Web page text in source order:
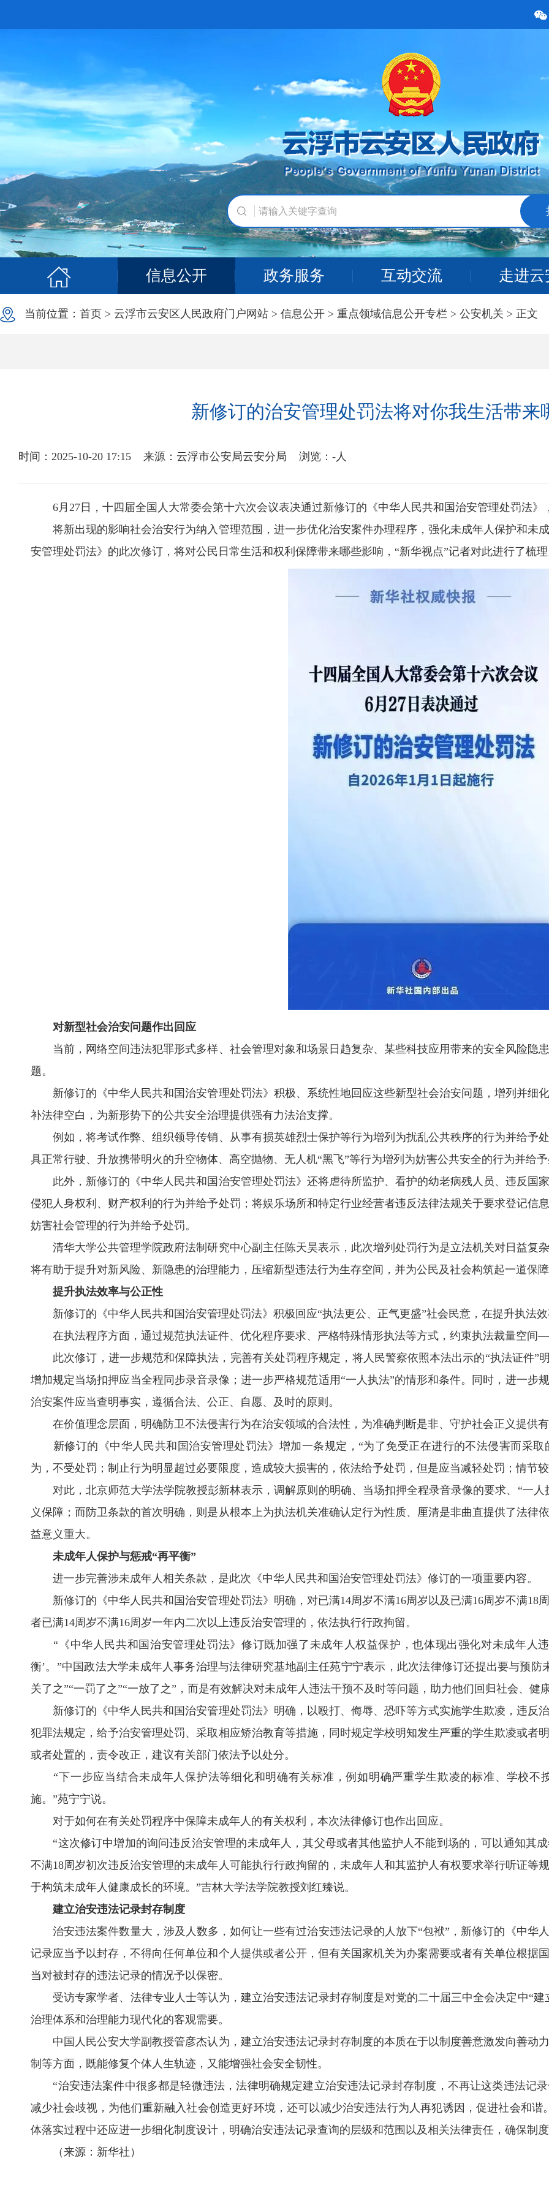
信息公开 政务服务 互动交流 走进云
当前位置： 首页 > 云浮市云安区人民政府门户网站 > 信息公开 > 重点领域信息公开专栏 > 公安机关 > 正文
新修订的治安管理处罚法将对你我生活带来
时间：2025-10-20 17:15 来源：云浮市公安局云安分局 浏览： -人
6月27日，十四届全国人大常委会第十六次会议表决通过新修订的《中华人民共和国治安管理处罚法》
将新出现的影响社会治安行为纳入管理范围，进一步优化治安案件办理程序，强化未成年人保护和未
安管理处罚法》的此次修订，将对公民日常生活和权利保障带来哪些影响，“新华视点”记者对此进行了梳
对新型社会治安问题作出回应
当前，网络空间违法犯罪形式多样、社会管理对象和场景日趋复杂、某些科技应用带来的安全风险隐
题。
新修订的《中华人民共和国治安管理处罚法》积极、系统性地回应这些新型社会治安问题，增列并细
补法律空白，为新形势下的公共安全治理提供强有力法治支撑。
例如，将考试作弊、组织领导传销、从事有损英雄烈士保护等行为增列为扰乱公共秩序的行为并给予
具正常行驶、升放携带明火的升空物体、高空抛物、无人机“黑飞”等行为增列为妨害公共安全的行为并给
此外，新修订的《中华人民共和国治安管理处罚法》还将虐待所监护、看护的幼老病残人员、违反国
侵犯人身权利、财产权利的行为并给予处罚；将娱乐场所和特定行业经营者违反法律法规关于要求登记信
妨害社会管理的行为并给予处罚。
清华大学公共管理学院政府法制研究中心副主任陈天昊表示，此次增列处罚行为是立法机关对日益复
将有助于提升对新风险、新隐患的治理能力，压缩新型违法行为生存空间，并为公民及社会构筑起一道保
提升执法效率与公正性
新修订的《中华人民共和国治安管理处罚法》积极回应“执法更公、正气更盛”社会民意，在提升执法效
在执法程序方面，通过规范执法证件、优化程序要求、严格特殊情形执法等方式，约束执法裁量空
此次修订，进一步规范和保障执法，完善有关处罚程序规定，将人民警察依照本法出示的“执法证件”
增加规定当场扣押应当全程同步录音录像；进一步严格规范适用“一人执法”的情形和条件。同时，进一步
治安案件应当查明事实，遵循合法、公正、自愿、及时的原则。
在价值理念层面，明确防卫不法侵害行为在治安领域的合法性，为准确判断是非、守护社会正义提供
新修订的《中华人民共和国治安管理处罚法》增加一条规定，“为了免受正在进行的不法侵害而采取
为，不受处罚；制止行为明显超过必要限度，造成较大损害的，依法给予处罚，但是应当减轻处罚；情节
对此，北京师范大学法学院教授彭新林表示，调解原则的明确、当场扣押全程录音录像的要求、“一人
义保障；而防卫条款的首次明确，则是从根本上为执法机关准确认定行为性质、厘清是非曲直提供了法律
益意义重大。
未成年人保护与惩戒“再平衡”
进一步完善涉未成年人相关条款，是此次《中华人民共和国治安管理处罚法》修订的一项重要内容。
新修订的《中华人民共和国治安管理处罚法》明确，对已满14周岁不满16周岁以及已满16周岁不满18
者已满14周岁不满16周岁一年内二次以上违反治安管理的，依法执行行政拘留。
“《中华人民共和国治安管理处罚法》修订既加强了未成年人权益保护，也体现出强化对未成年人
衡’。”中国政法大学未成年人事务治理与法律研究基地副主任苑宁宁表示，此次法律修订还提出要与预
关了之”“一罚了之”“一放了之”，而是有效解决对未成年人违法干预不及时等问题，助力他们回归社会、健
新修订的《中华人民共和国治安管理处罚法》明确，以殴打、侮辱、恐吓等方式实施学生欺凌，违反
犯罪法规定，给予治安管理处罚、采取相应矫治教育等措施，同时规定学校明知发生严重的学生欺凌或者
或者处置的，责令改正，建议有关部门依法予以处分。
“下一步应当结合未成年人保护法等细化和明确有关标准，例如明确严重学生欺凌的标准、学校不
施。”苑宁宁说。
对于如何在有关处罚程序中保障未成年人的有关权利，本次法律修订也作出回应。
“这次修订中增加的询问违反治安管理的未成年人，其父母或者其他监护人不能到场的，可以通知其
不满18周岁初次违反治安管理的未成年人可能执行行政拘留的，未成年人和其监护人有权要求举行听证等
于构筑未成年人健康成长的环境。”吉林大学法学院教授刘红臻说。
建立治安违法记录封存制度
治安违法案件数量大，涉及人数多，如何让一些有过治安违法记录的人放下“包袱”，新修订的《中华
记录应当予以封存，不得向任何单位和个人提供或者公开，但有关国家机关为办案需要或者有关单位根据
当对被封存的违法记录的情况予以保密。
受访专家学者、法律专业人士等认为，建立治安违法记录封存制度是对党的二十届三中全会决定中“建
治理体系和治理能力现代化的客观需要。
中国人民公安大学副教授管彦杰认为，建立治安违法记录封存制度的本质在于以制度善意激发向善动
制等方面，既能修复个体人生轨迹，又能增强社会安全韧性。
“治安违法案件中很多都是轻微违法，法律明确规定建立治安违法记录封存制度，不再让这类违法记
减少社会歧视，为他们重新融入社会创造更好环境，还可以减少治安违法行为人再犯诱因，促进社会和
体落实过程中还应进一步细化制度设计，明确治安违法记录查询的层级和范围以及相关法律责任，确保制
（来源：新华社）